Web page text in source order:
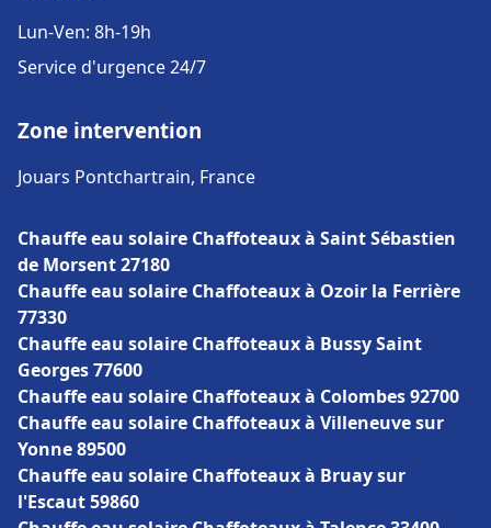
Lun-Ven: 8h-19h
Service d'urgence 24/7
Zone intervention
Jouars Pontchartrain, France
Chauffe eau solaire Chaffoteaux à Saint Sébastien
de Morsent 27180
Chauffe eau solaire Chaffoteaux à Ozoir la Ferrière
77330
Chauffe eau solaire Chaffoteaux à Bussy Saint
Georges 77600
Chauffe eau solaire Chaffoteaux à Colombes 92700
Chauffe eau solaire Chaffoteaux à Villeneuve sur
Yonne 89500
Chauffe eau solaire Chaffoteaux à Bruay sur
l'Escaut 59860